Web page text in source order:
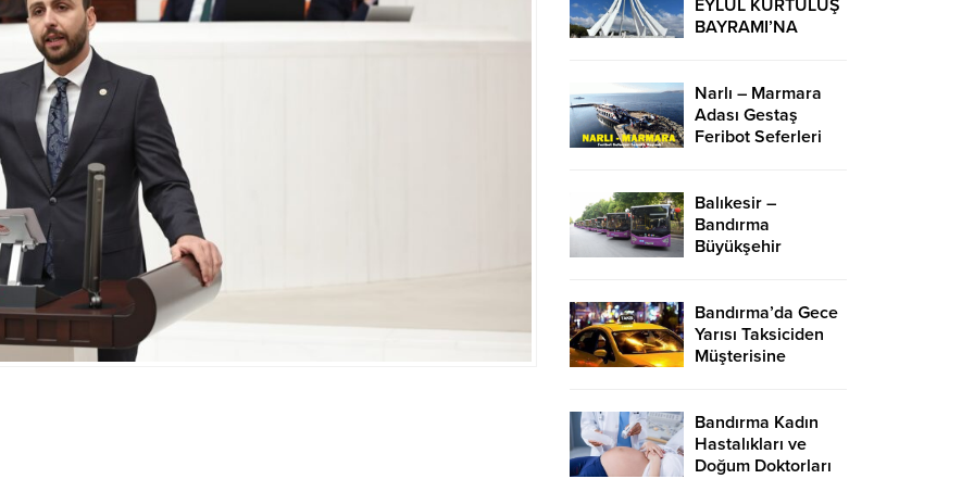
EYLÜL KURTULUŞ
BAYRAMI’NA
Narlı – Marmara
Adası Gestaş
Feribot Seferleri
Balıkesir –
Bandırma
Büyükşehir
2024
Bandırma’da Gece
Yarısı Taksiciden
Müşterisine
Bandırma Kadın
Hastalıkları ve
Doğum Doktorları